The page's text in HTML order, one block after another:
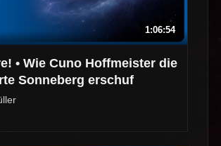
1:06:54
• Wie Cuno Hoffmeister die
Sonneberg erschuf